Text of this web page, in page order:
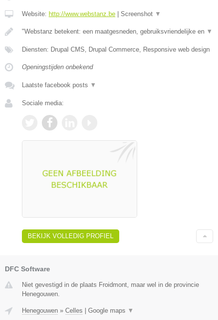
Website: http://www.webstanz.be Screenshot ▼
"Webstanz betekent: een maatgesneden, gebruiksvriendelijke en ▼
Diensten: Drupal CMS, Drupal Commerce, Responsive web design
Openingstijden onbekend
Laatste facebook posts ▼
Sociale media:
BEKIJK VOLLEDIG PROFIEL
DFC Software
Niet gevestigd in de plaats Froidmont, maar wel in de provincie
Henegouwen.
Henegouwen » Celles | Google maps ▼